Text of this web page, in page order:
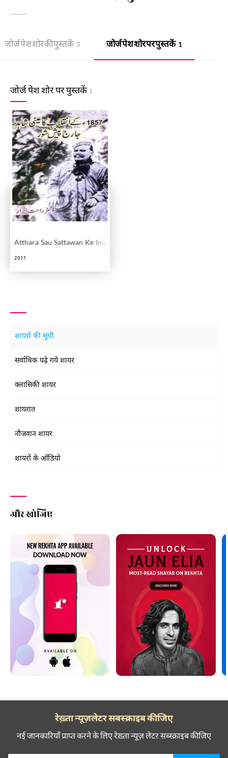
जोर्ज पेश शोर की पुस्तकें 3 जोर्ज पेश शोर पर पुस्तकें 1
जोर्ज पेश शोर पर पुस्तकें 1
Atthara Sau Sattawan Ke Inqilab Ka Aini Shahid George Puech
2011
शायरों की सूची
सर्वाधिक पढ़े गये शायर
क्लासिकी शायर
शायरात
नौजवान शायर
शायरों के ऑडियो
और खोजिए
रेख़्ता न्यूज़लेटर सबस्क्राइब कीजिए
नई जानकारियाँ प्राप्त करने के लिए रेख़्ता न्यूज़ लेटर सब्स्क्राइब कीजिए